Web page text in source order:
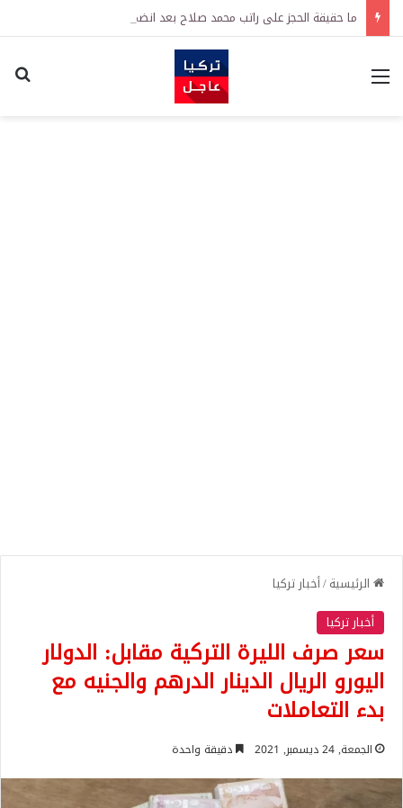
القائمة
الرئيسية/أخبار تركيا
أخبار تركيا
سعر صرف الليرة التركية مقابل: الدولار
اليورو الريال الدينار الدرهم والجنيه مع
بدء التعاملات
الجمعة, 24 ديسمبر, 2021 دقيقة واحدة